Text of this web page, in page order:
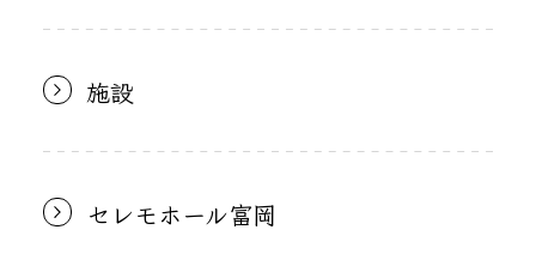
施設
セレモホール富岡